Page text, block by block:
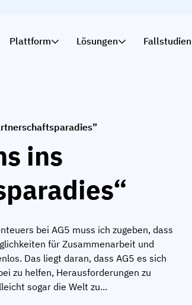
Plattform Lösungen Fallstudien
ins
bei AG5 muss ich zugeben, dass
für Zusammenarbeit und
Das liegt daran, dass AG5 es sich
zu helfen, Herausforderungen zu
sogar die Welt zu...